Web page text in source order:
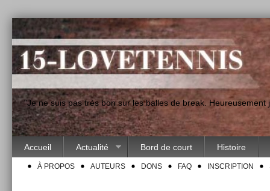
"Je ne suis pas très bon sur les balles de break.
Accueil Actualité Bord de court Histoire
À PROPOS AUTEURS DONS FAQ INSCRIPTION